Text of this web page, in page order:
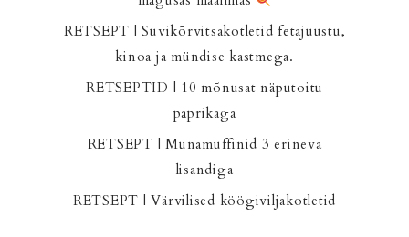
RETSEPT | Suvikõrvitsakotletid fetajuustu,
kinoa ja mündise kastmega.
RETSEPTID | 10 mõnusat näputoitu
paprikaga
RETSEPT | Munamuffinid 3 erineva
lisandiga
RETSEPT | Värvilised köögiviljakotletid